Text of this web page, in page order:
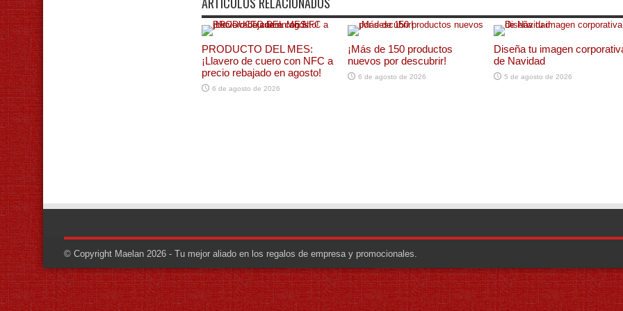
PRODUCTO DEL MES:
¡Llavero de cuero con NFC a
precio rebajado en agosto!
6 de agosto de 2026
¡Más de 150 productos
nuevos por descubrir!
6 de agosto de 2026
Diseña tu imagen
de Navidad
5 de agosto de 2026
© Copyright Maelan 2026 - Tu mejor aliado en los regalos de empresa y promocionales.